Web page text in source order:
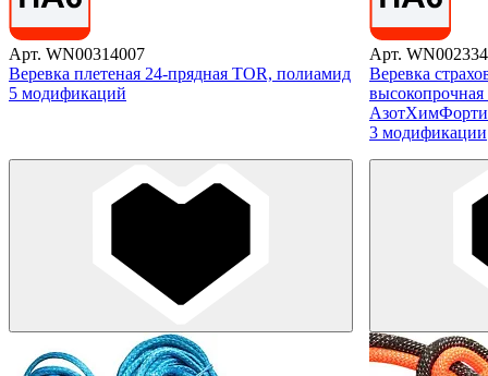
Арт. WN00314007
Веревка плетеная 24-прядная TOR, полиамид
5 модификаций
Арт.
Веревка
3 модификации